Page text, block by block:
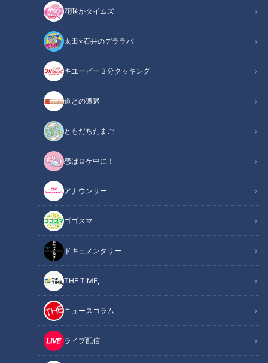
花咲かタイムズ
太田×石井のデララバ
キユーピー３分クッキング
道との遭遇
ともだちたまご
恋はロケ中に！
アナウンサー
ゴゴスマ
ドキュメンタリー
THE TIME,
ニュースコラム
ライブ配信
CBC web
その他
3会場合計16.1万人が来場！ 主要2会場では昨年
比1.6万人増の12.8万人を記録！
関連リンク
CBC、ブランドメッセージ「みちをひらく会
社です。」を発表
CBCテレビ（名古屋市中区）が2026年3月19日（木）から22
日（日）までの4日間、名古屋・栄の久屋大通公園にて開催し
た「CBC 5チャン春祭り」が、盛況のうちに全日程を終了しま
会期中の総来場数は、「エディオン久屋広場」「エンゼル広
場」「サカエヒロバス」の3会場合計で16.1万人。メイン会場
となる「エディオン久屋広場」と「エンゼル広場」の2会場の
合計では12.8万人（昨年：11.2万人）となり、前年を大きく上
回る多くの来場がありました。